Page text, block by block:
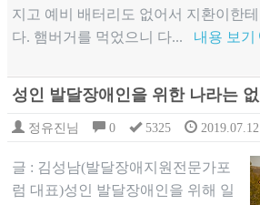
지고 예비 배터리도 없어서 지환이한
다. 햄버거를 먹었으니 다... 내용 보기
성인 발달장애인을 위한 나라는
정유진님 0 5325 2019.07.12
글 : 김성남(발달장애지원전문가포
럼 대표)성인 발달장애인을 위해 일